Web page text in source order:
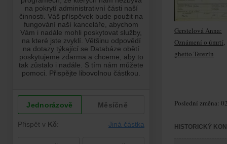
Gerstelová Anna:
Oznámení o úmrtí,
ghetto Terezín
Poslední změna:
HISTORICKÝ